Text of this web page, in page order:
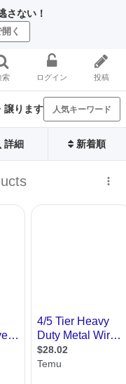
さない！
く
索 ログイン 投稿
譲ります 人気キーワード
詳細 新着順